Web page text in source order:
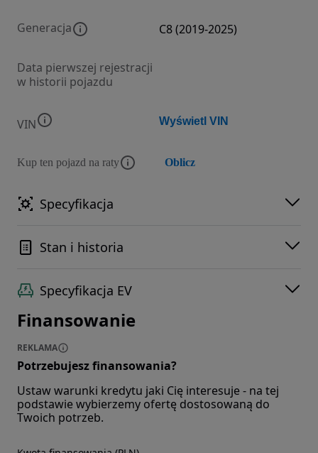
Generacja C8 (2019-2025)
Data pierwszej rejestracji
w historii pojazdu
VIN Wyświetl VIN
Kup ten pojazd na raty Oblicz
Specyfikacja
Stan i historia
Specyfikacja EV
Finansowanie
REKLAMA
Potrzebujesz finansowania?
Ustaw warunki kredytu jaki Cię interesuje - na tej
podstawie wybierzemy ofertę dostosowaną do
Twoich potrzeb.